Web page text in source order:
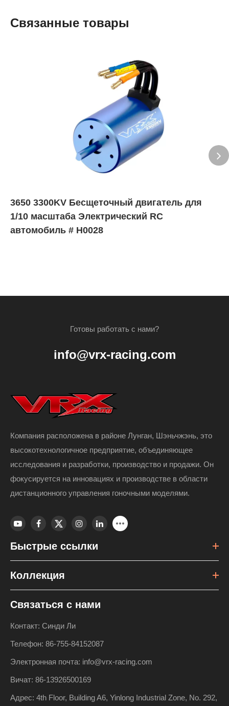
Связанные товары
3650 3300KV Бесщеточный двигатель для
1/10 масштаба Электрический RC
автомобиль # H0028
Готовы работать с нами?
info@vrx-racing.com
Компания расположена в районе Лунган, Шэньчжэнь, это
высокотехнологичное предприятие, объединяющее
исследования и разработки, производство и продажи. Он
фокусируется на инновациях и производстве в области
дистанционного управления гоночными моделями.
Быстрые ссылки
Коллекция
Связаться с нами
Контакт: Синди Ли
Телефон: 86-755-84152087
Электронная почта: info@vrx-racing.com
Вичат: 86-13926500169
Адрес: 4th Floor, Building A6, Yinlong Industrial Zone, No. 292,